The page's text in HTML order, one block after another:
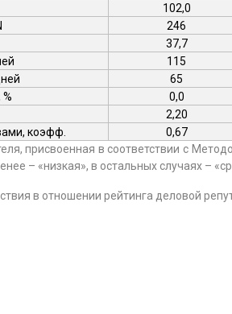
102,0
246
37,7
115
65
0,0
2,20
коэфф.
0,67
присвоенная в соответствии с
– «низкая», в остальных случаях –
в отношении рейтинга деловой